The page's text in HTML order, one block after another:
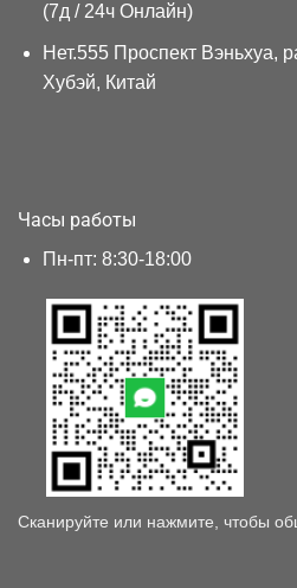
(7д / 24ч Онлайн)
Нет.555 Проспект Вэньхуа,
Хубэй, Китай
Часы работы
Пн-пт: 8:30-18:00
Сканируйте или нажмите, чтобы